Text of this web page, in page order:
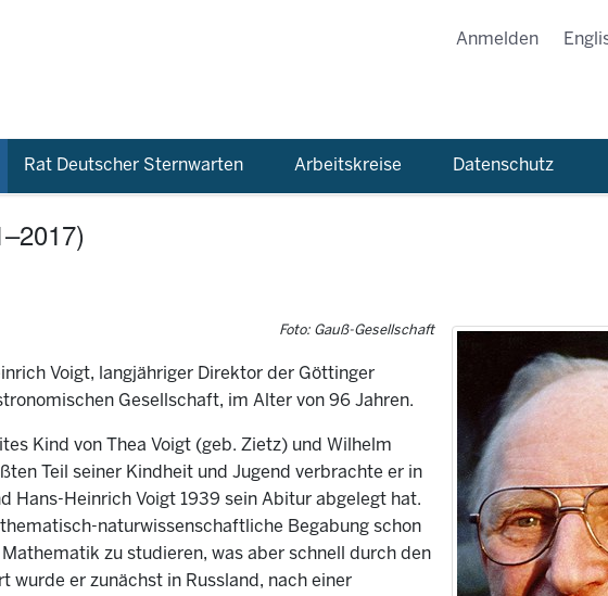
Anmelden
Rat Deutscher Sternwarten Arbeitskreise Datenschutz
Foto: Gauß-Gesellschaft
Voigt, langjähriger Direktor der Göttinger
Gesellschaft, im Alter von 96 Jahren.
Kind von Thea Voigt (geb. Zietz) und Wilhelm
Teil seiner Kindheit und Jugend verbrachte er in
Hans-Heinrich Voigt 1939 sein Abitur abgelegt hat.
naturwissenschaftliche Begabung schon
zu studieren, was aber schnell durch den
wurde er zunächst in Russland, nach einer